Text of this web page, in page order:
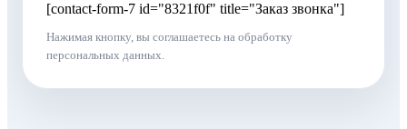
[contact-form-7 id="8321f0f" title="Заказ звонка"]
Нажимая кнопку, вы соглашаетесь на обработку
персональных данных.